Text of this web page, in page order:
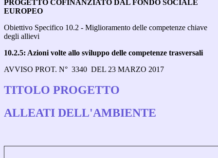
PROGETTO COFINANZIATO DAL FONDO SOCIALE
EUROPEO
Obiettivo Specifico 10.2 - Miglioramento delle competenze chiave
degli allievi
10.2.5: Azioni volte allo sviluppo delle competenze trasversali
AVVISO PROT. N° 3340 DEL 23 MARZO 2017
TITOLO PROGETTO
ALLEATI DELL'AMBIENTE